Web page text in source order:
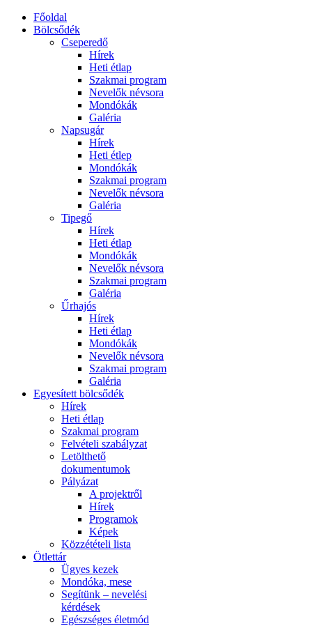
Főoldal
Bölcsődék
Cseperedő
Hírek
Heti étlap
Szakmai program
Nevelők névsora
Mondókák
Galéria
Napsugár
Hírek
Heti étlep
Mondókák
Szakmai program
Nevelők névsora
Galéria
Tipegő
Hírek
Heti étlap
Mondókák
Nevelők névsora
Szakmai program
Galéria
Űrhajós
Hírek
Heti étlap
Mondókák
Nevelők névsora
Szakmai program
Galéria
Egyesített bölcsődék
Hírek
Heti étlap
Szakmai program
Felvételi szabályzat
Letölthető
dokumentumok
Pályázat
A projektről
Hírek
Programok
Képek
Közzétételi lista
Ötlettár
Ügyes kezek
Mondóka, mese
Segítünk – nevelési
kérdések
Egészséges életmód